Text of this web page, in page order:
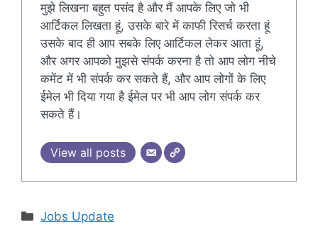
मुझे लिखना बहुत पसंद है और मैं आपके लिए जो भी
आर्टिकल लिखता हूं, उसके बारे में काफी रिसर्च करता हूं
उसके बाद ही आप सबके लिए आर्टिकल लेकर आता हूं,
और अगर आपको मुझसे संपर्क करना है तो आप लोग नीचे
कमेंट में भी संपर्क कर सकते हैं, और आप लोगों के लिए
ईमेल भी दिया गया है ईमेल पर भी आप लोग संपर्क कर
सकते हैं।
View all posts
Categories
Jobs Update